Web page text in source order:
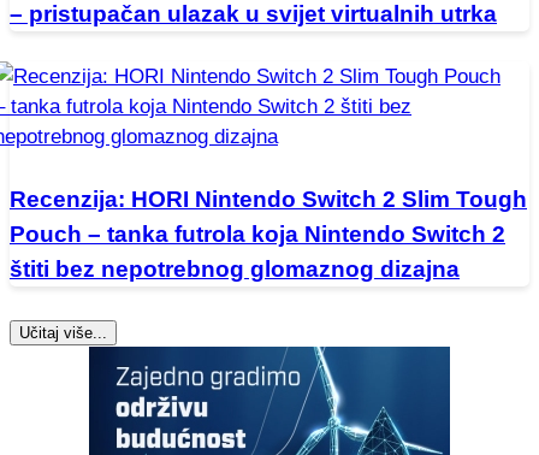
– pristupačan ulazak u svijet virtualnih utrka
Recenzija: HORI Nintendo Switch 2 Slim Tough
Pouch – tanka futrola koja Nintendo Switch 2
štiti bez nepotrebnog glomaznog dizajna
Učitaj više...